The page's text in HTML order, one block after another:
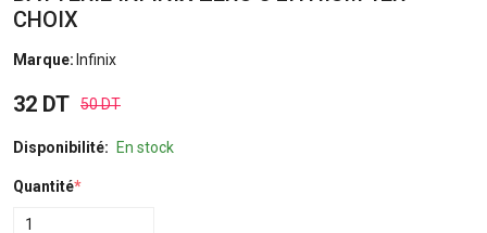
CHOIX
Marque: Infinix
32 DT 50 DT
Disponibilité: En stock
Quantité*